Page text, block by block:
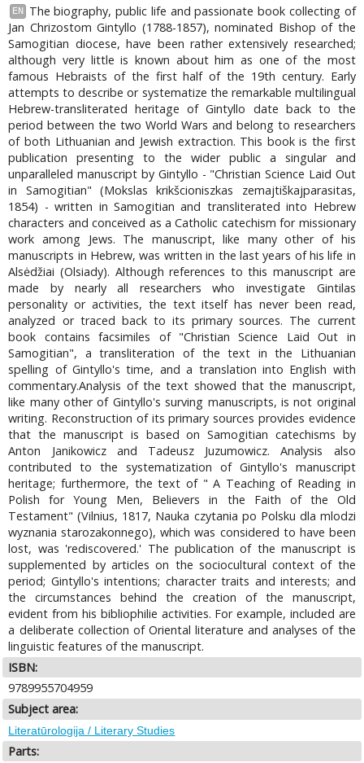
EN
The biography, public life and passionate book collecting of
Jan Chrizostom Gintyllo (1788-1857), nominated Bishop of the
Samogitian diocese, have been rather extensively researched;
although very little is known about him as one of the most
famous Hebraists of the first half of the 19th century. Early
attempts to describe or systematize the remarkable multilingual
Hebrew-transliterated heritage of Gintyllo date back to the
period between the two World Wars and belong to researchers
of both Lithuanian and Jewish extraction. This book is the first
publication presenting to the wider public a singular and
unparalleled manuscript by Gintyllo - "Christian Science Laid Out
in Samogitian" (Mokslas krikšcioniszkas zemajtiškajparasitas,
1854) - written in Samogitian and transliterated into Hebrew
characters and conceived as a Catholic catechism for missionary
work among Jews. The manuscript, like many other of his
manuscripts in Hebrew, was written in the last years of his life in
Alsėdžiai (Olsiady). Although references to this manuscript are
made by nearly all researchers who investigate Gintilas
personality or activities, the text itself has never been read,
analyzed or traced back to its primary sources. The current
book contains facsimiles of "Christian Science Laid Out in
Samogitian", a transliteration of the text in the Lithuanian
spelling of Gintyllo's time, and a translation into English with
commentary.Analysis of the text showed that the manuscript,
like many other of Gintyllo's surving manuscripts, is not original
writing. Reconstruction of its primary sources provides evidence
that the manuscript is based on Samogitian catechisms by
Anton Janikowicz and Tadeusz Juzumowicz. Analysis also
contributed to the systematization of Gintyllo's manuscript
heritage; furthermore, the text of " A Teaching of Reading in
Polish for Young Men, Believers in the Faith of the Old
Testament" (Vilnius, 1817, Nauka czytania po Polsku dla mlodzi
wyznania starozakonnego), which was considered to have been
lost, was 'rediscovered.' The publication of the manuscript is
supplemented by articles on the sociocultural context of the
period; Gintyllo's intentions; character traits and interests; and
the circumstances behind the creation of the manuscript,
evident from his bibliophilie activities. For example, included are
a deliberate collection of Oriental literature and analyses of the
linguistic features of the manuscript.
ISBN:
9789955704959
Subject area:
Literatūrologija / Literary Studies
Parts: